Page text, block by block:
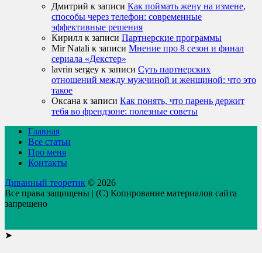
Дмитрий к записи Как поймать жену на измене,
способы через телефон: современные
эффективные решения
Кирилл к записи Партнерские программы
Mir Natali к записи Мнение про 8 сезон и финал
сериала «Декстер»
lavrin sergey к записи Суть партнерских
отношений между мужчиной и женщиной: что это
такое
Оксана к записи Как понять, что парень держит
тебя во френдзоне: полезные советы
Главная
Все статьи
Про меня
Контакты
Диванный теоретик © 2026
Все права защищены | (C) Копирование материалов сайта
запрещено
➤